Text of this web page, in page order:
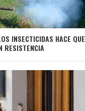
INSECTICIDAS HACE QUE
RESISTENCIA